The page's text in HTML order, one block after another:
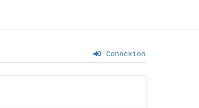
Connexion